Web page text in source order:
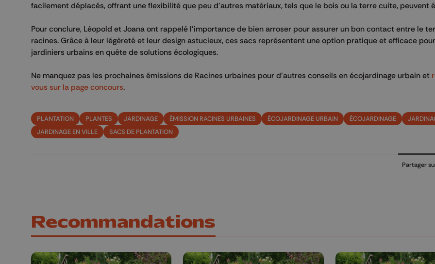
facilement déplacés, offrant une flexibilité que peu d'autres matériaux, tels que le bois ou la terre cuite, peuvent
Pour conclure, Léopold et Joana ont rappelé l'importance de bien arroser pour assurer un bon contact entre le
racines. Grâce à leur légèreté et leur design astucieux, ces sacs représentent une option pratique et efficace
jardiniers urbains en quête de solutions écologiques.
Ne manquez pas les prochaines émissions de Racines urbaines pour d'autres conseils en écojardinage urbain et
vous sur la page concours.
PLANTATION PLANTES JARDINAGE ÉMISSION RACINES URBAINES ÉCOJARDINAGE URBAIN ÉCOJARDINAGE
JARDINAGE EN VILLE
SACS DE PLANTATION
Partager
Recommandations